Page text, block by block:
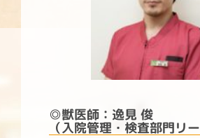
◎獣医師：逸見 俊
（入院管理・検査部門リ